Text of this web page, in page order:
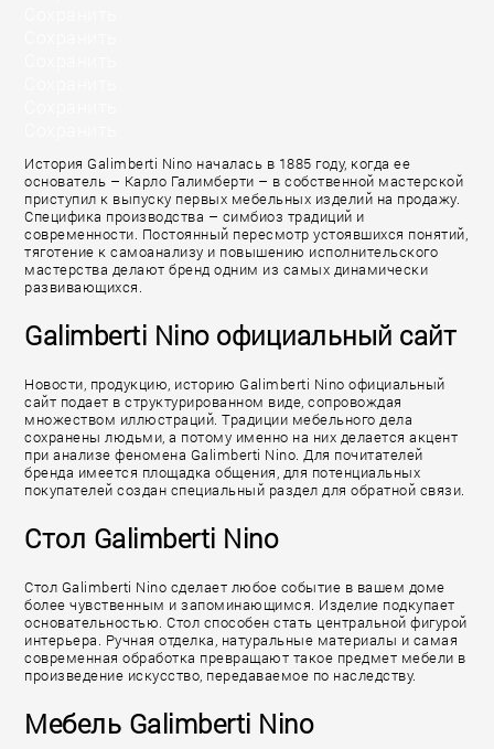
История Galimberti Nino началась в 1885 году, когда ее
основатель – Карло Галимберти – в собственной мастерской
приступил к выпуску первых мебельных изделий на продажу.
Специфика производства – симбиоз традиций и
современности. Постоянный пересмотр устоявшихся понятий,
тяготение к самоанализу и повышению исполнительского
мастерства делают бренд одним из самых динамически
развивающихся.
Galimberti Nino официальный сайт
Новости, продукцию, историю Galimberti Nino официальный
сайт подает в структурированном виде, сопровождая
множеством иллюстраций. Традиции мебельного дела
сохранены людьми, а потому именно на них делается акцент
при анализе феномена Galimberti Nino. Для почитателей
бренда имеется площадка общения, для потенциальных
покупателей создан специальный раздел для обратной связи.
Стол Galimberti Nino
Стол Galimberti Nino сделает любое событие в вашем доме
более чувственным и запоминающимся. Изделие подкупает
основательностью. Стол способен стать центральной фигурой
интерьера. Ручная отделка, натуральные материалы и самая
современная обработка превращают такое предмет мебели в
произведение искусство, передаваемое по наследству.
Мебель Galimberti Nino